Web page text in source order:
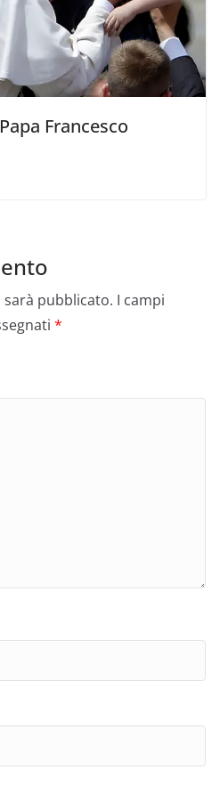
Francesco
pubblicato. I campi
*